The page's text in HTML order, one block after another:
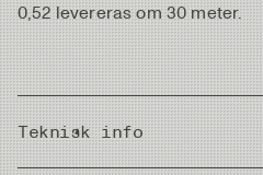
0,52 levereras om 30 meter.
Teknisk info